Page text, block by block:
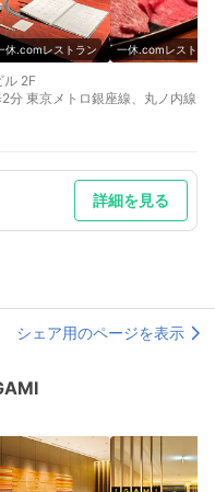
休.comレストラン 一休.comレストラ
ル 2F
分 東京メトロ銀座線、丸ノ内線
詳細を見る
シェア用のページを表示